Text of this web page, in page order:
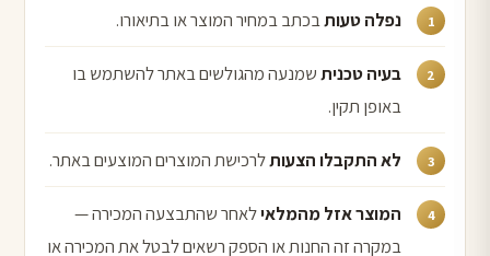
נפלה טעותבכתב במחיר המוצר או בתיאורו.
בעיה טכניתשמנעה מהגולשים באתר להשתמש בו
באופן תקין.
לא התקבלו הצעותלרכישת המוצרים המוצעים באתר.
המוצר אזל מהמלאילאחר שהתבצעה המכירה —
במקרה זה החנות או הספק רשאים לבטל את המכירה או